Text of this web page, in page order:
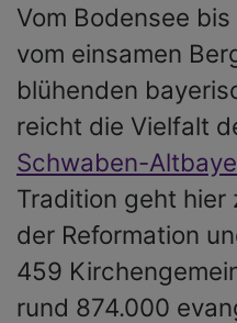
Vom Bodensee
vom einsamen
blühenden
reicht die Vielfalt
Schwaben-
Tradition geht hier
der Reformation
459
rund 874.000